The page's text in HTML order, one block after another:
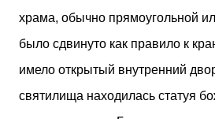
храма, обычно прямоугольной
было сдвинуто как правило к
имело открытый внутренний
святилища находилась статуя